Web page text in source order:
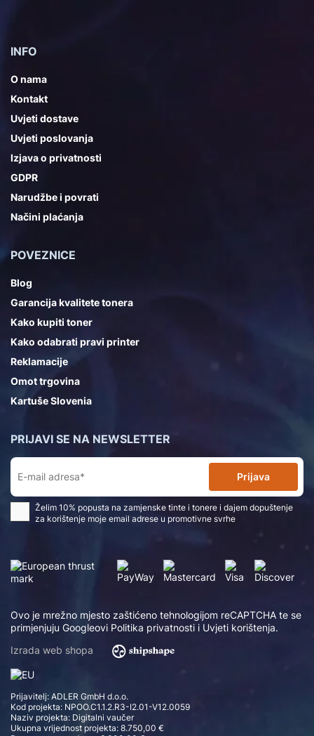
INFO
O nama
Kontakt
Uvjeti dostave
Uvjeti poslovanja
Izjava o privatnosti
GDPR
Narudžbe i povrati
Načini plaćanja
POVEZNICE
Blog
Garancija kvalitete tonera
Kako kupiti toner
Kako odabrati pravi printer
Reklamacije
Omot trgovina
Kartuše Slovenia
Ovo je mrežno mjesto zaštićeno tehnologijom reCAPTCHA te se
primjenjuju Googleovi Politika privatnosti i Uvjeti korištenja.
Izrada web shopa
Prijavitelj: ADLER GmbH d.o.o.
Kod projekta: NPOO.C1.1.2.R3-I2.01-V12.0059
Naziv projekta: Digitalni vaučer
Ukupna vrijednost projekta: 8.750,00 €
PRIJAVI SE NA NEWSLETTER
Prijava
Želim 10% popusta na zamjenske tinte i tonere i dajem dopuštenje
za korištenje moje email adrese u promotivne svrhe